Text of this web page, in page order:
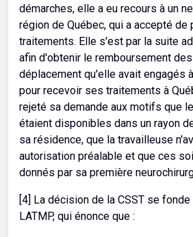
démarches, elle a eu recours à un
région de Québec, qui a accepté de
traitements. Elle s'est par la suite
afin d'obtenir le remboursement
déplacement qu'elle avait engagés
pour recevoir ses traitements à
rejeté sa demande aux motifs que
étaient disponibles dans un rayon
sa résidence, que la travailleuse
autorisation préalable et que ces
donnés par sa première
[4] La décision de la CSST se
LATMP, qui énonce que :